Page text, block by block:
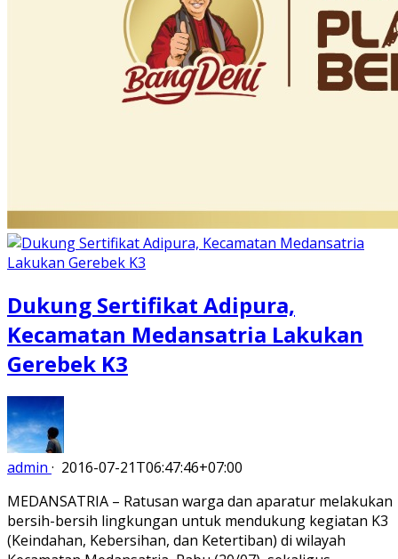
Dukung Sertifikat Adipura,
Kecamatan Medansatria Lakukan
Gerebek K3
admin · 2016-07-21T06:47:46+07:00
MEDANSATRIA – Ratusan warga dan aparatur melakukan
bersih-bersih lingkungan untuk mendukung kegiatan K3
(Keindahan, Kebersihan, dan Ketertiban) di wilayah